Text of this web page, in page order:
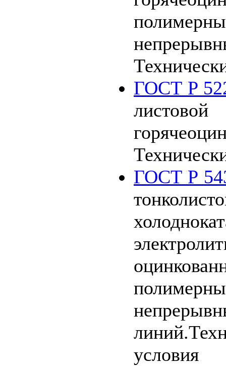
ГОСТ Р
листовой
ГОСТ Р
условия